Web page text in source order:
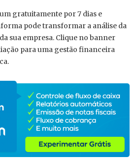
gratuitamente por 7 dias e
pode transformar a análise da
sua empresa. Clique no banner
para uma gestão financeira